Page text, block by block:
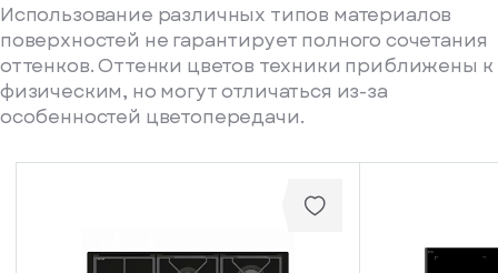
Использование различных типов материалов
поверхностей не гарантирует полного сочетания
оттенков. Оттенки цветов техники приближены к
физическим, но могут отличаться из-за
особенностей цветопередачи.